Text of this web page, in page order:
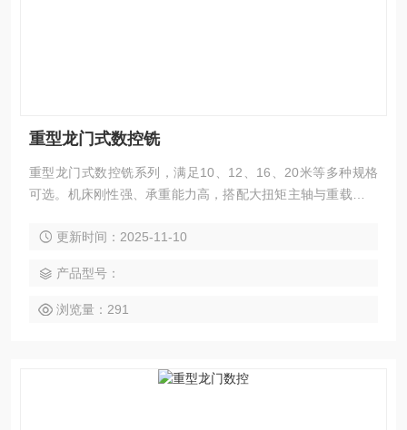
重型龙门式数控铣
重型龙门式数控铣系列，满足10、12、16、20米等多种规格
可选。机床刚性强、承重能力高，搭配大扭矩主轴与重载滚柱
适用于能源装备、船舶制造、轨道交通、模具钢件、工程机
攻丝及多面联动加工。整机支持模块化定制，可根据工件重
量、加工区域与工艺特性灵活选配。
更新时间：2025-11-10
产品型号：
浏览量：291